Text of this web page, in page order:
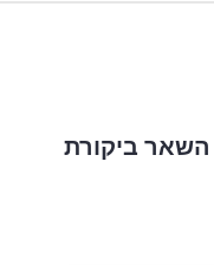
השאר ביקורת